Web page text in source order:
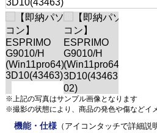
※上記の写真はサンプル画像となります
※撮影の状態により、商品の発色や傷などイ
機能・仕様（アイコンタッチで詳細説